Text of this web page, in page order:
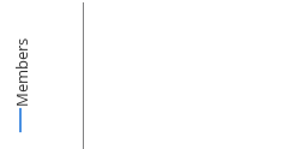
Members